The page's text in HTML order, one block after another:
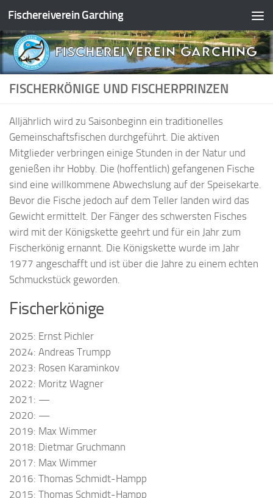
Zum Inhalt springen
Fischereiverein Garching
FISCHERKÖNIGE UND FISCHERPRINZEN
Alljährlich wird zu Saisonbeginn ein traditionelles
Gemeinschaftsfischen durchgeführt. Die aktiven
Mitglieder verbringen einige Stunden in der Natur und
genießen ihr Hobby. Die (hoffentlich) gefangenen Fische
sind eine willkommene Abwechslung auf der Speisekarte.
Bevor die Fische jedoch auf dem Teller landen wird das
Gewicht ermittelt. Der Fänger des schwersten Fisches
wird mit der Königskette geehrt und für ein Jahr zum
Fischerkönig ernannt. Die Königskette wurde im Jahr
1977 angeschafft und ist über die Jahre zu einem echten
Schmuckstück geworden.
Fischerkönige
2025: Ernst Pichler
2024: Andreas Trumpp
2023: Rosen Karaminkov
2022: Moritz Wagner
2021: —
2020: —
2019: Max Wimmer
2018: Dietmar Gruchmann
2017: Max Wimmer
2016: Thomas Schmidt-Hampp
2015: Thomas Schmidt-Hampp